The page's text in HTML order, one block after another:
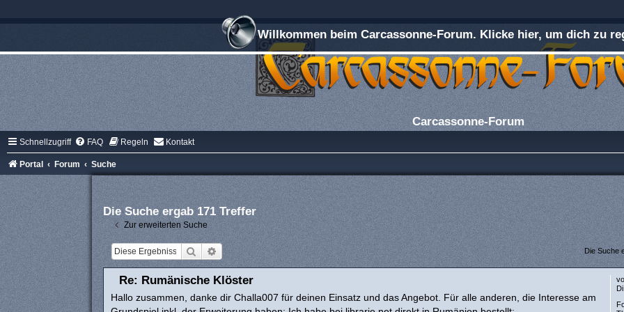
Willkommen beim Carcassonne-Forum. Klicke hier, um dich zu
Carcassonne-Forum
Schnellzugriff FAQ Regeln Kontakt
Portal Forum Suche
Die Suche ergab 171 Treffer
Zur erweiterten Suche
Suche Erweiterte Suche Die Suche
Re: Rumänische Klöster
Hallo zusammen, danke dir Challa007 für deinen Einsatz und das Angebot. Für alle anderen, die Interesse am